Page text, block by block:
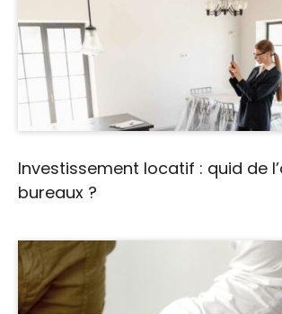
Investissement locatif : quid de
bureaux ?